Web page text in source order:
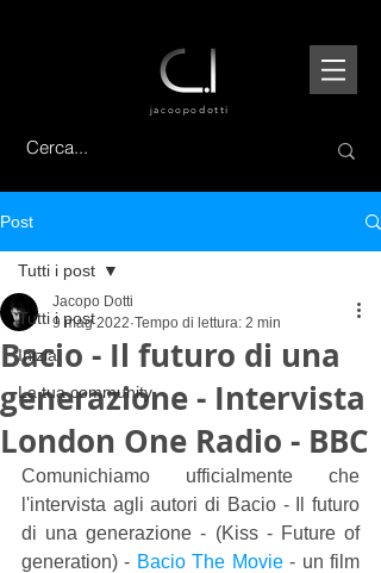
jacoopodotti
Post
Tutti i post
Inizia
La tua community
Tutti i post
Bacio - Il futuro di una
generazione - Intervista
London One Radio - BBC
Jacopo Dotti
9 mag 2022 Tempo di lettura: 2 min
Comunichiamo ufficialmente che
l'intervista agli autori di Bacio - Il futuro
di una generazione - (Kiss - Future of
generation) - Bacio The Movie - un film